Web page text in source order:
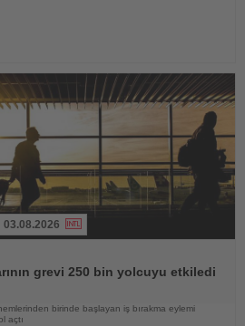
03.08.2026
grevi 250 bin yolcuyu etkiledi
birinde başlayan iş bırakma eylemi
açtı